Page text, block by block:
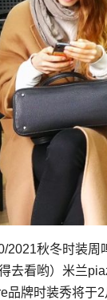
2021秋冬时装
去看哟）米兰
品牌时装秀将于